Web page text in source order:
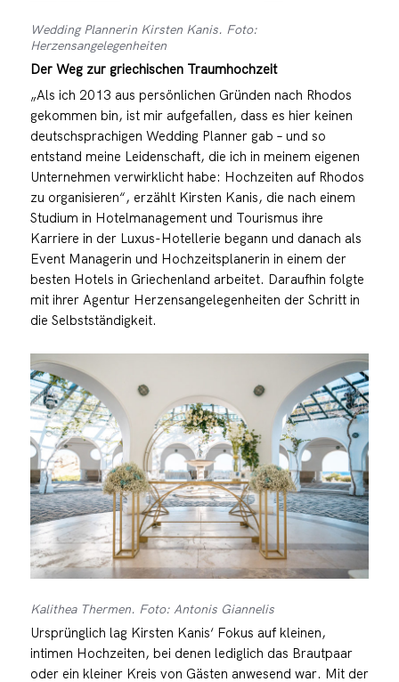
Wedding Plannerin Kirsten Kanis. Foto:
Herzensangelegenheiten
Der Weg zur griechischen Traumhochzeit
„Als ich 2013 aus persönlichen Gründen nach Rhodos
gekommen bin, ist mir aufgefallen, dass es hier keinen
deutschsprachigen Wedding Planner gab – und so
entstand meine Leidenschaft, die ich in meinem eigenen
Unternehmen verwirklicht habe: Hochzeiten auf Rhodos
zu organisieren“, erzählt Kirsten Kanis, die nach einem
Studium in Hotelmanagement und Tourismus ihre
Karriere in der Luxus-Hotellerie begann und danach als
Event Managerin und Hochzeitsplanerin in einem der
besten Hotels in Griechenland arbeitet. Daraufhin folgte
mit ihrer Agentur Herzensangelegenheiten der Schritt in
die Selbstständigkeit.
Kalithea Thermen. Foto: Antonis Giannelis
Ursprünglich lag Kirsten Kanis‘ Fokus auf kleinen,
intimen Hochzeiten, bei denen lediglich das Brautpaar
oder ein kleiner Kreis von Gästen anwesend war. Mit der